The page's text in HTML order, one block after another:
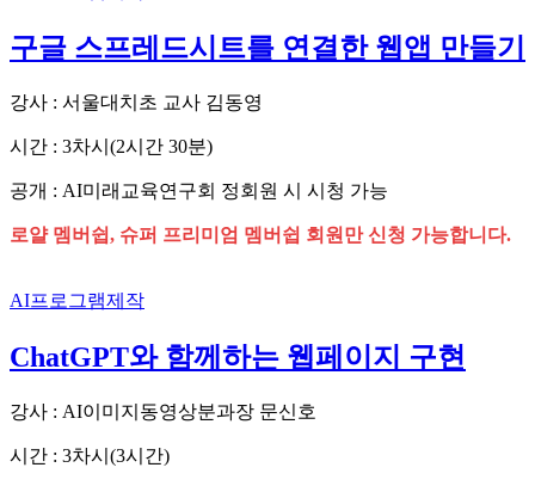
구글 스프레드시트를 연결한 웹앱 만들기
강사 : 서울대치초 교사 김동영
시간 : 3차시(2시간 30분)
공개 : AI미래교육연구회 정회원 시 시청 가능
로얄 멤버쉽, 슈퍼 프리미엄 멤버쉽 회원만 신청 가능합니다.
AI프로그램제작
ChatGPT와 함께하는 웹페이지 구현
강사 : AI이미지동영상분과장 문신호
시간 : 3차시(3시간)